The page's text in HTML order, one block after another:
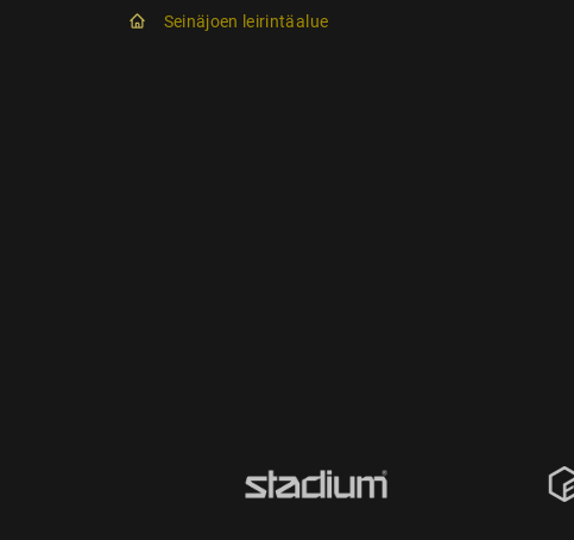
Seinäjoen leirintäalue